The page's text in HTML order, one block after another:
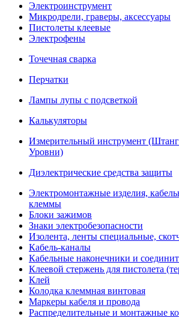
Электроинструмент
Микродрели, граверы, аксессуары
Пистолеты клеевые
Электрофены
Точечная сварка
Перчатки
Лампы лупы с подсветкой
Калькуляторы
Измерительный инструмент
Уровни)
Диэлектрические средства защиты
Электромонтажные изделия,
клеммы
Блоки зажимов
Знаки электробезопасности
Изолента, ленты специальные,
Кабель-каналы
Кабельные наконечники и
Клеевой стержень для пистолета
Клей
Колодка клеммная винтовая
Маркеры кабеля и провода
Распределительные и монтажные